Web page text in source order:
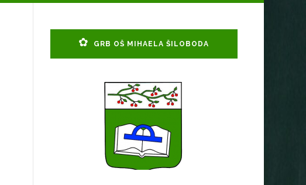
GRB OŠ MIHAELA ŠILOBODA